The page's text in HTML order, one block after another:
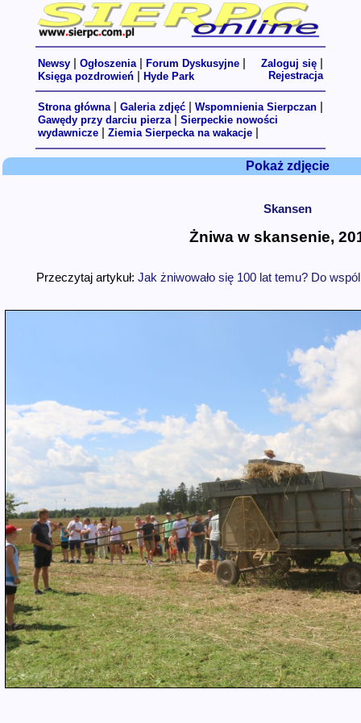
Newsy Ogłoszenia Forum Dyskusyjne
Księga pozdrowień Hyde Park
Zaloguj się
Rejestracja
Strona główna| Galeria zdjęć Wspomnienia Sierpczan
Gawędy przy darciu pierza| Sierpeckie nowości
wydawnicze
Ziemia Sierpecka na wakacje
Pokaż zdjęcie
Skansen
Żniwa w skansenie,
Przeczytaj artykuł: Jak żniwowało się 100 lat temu? Do